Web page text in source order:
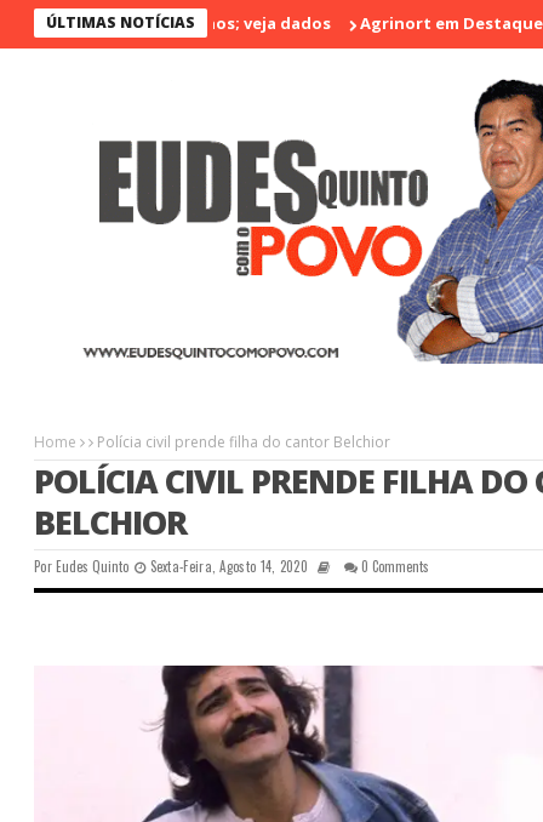
ÚLTIMAS NOTÍCIAS Agrinort em Destaque na I Feira de
Home Polícia civil prende filha do cantor Belchior
POLÍCIA CIVIL PRENDE FILHA DO
BELCHIOR
PorEudes Quinto Sexta-Feira, Agosto 14, 2020 0 Comments